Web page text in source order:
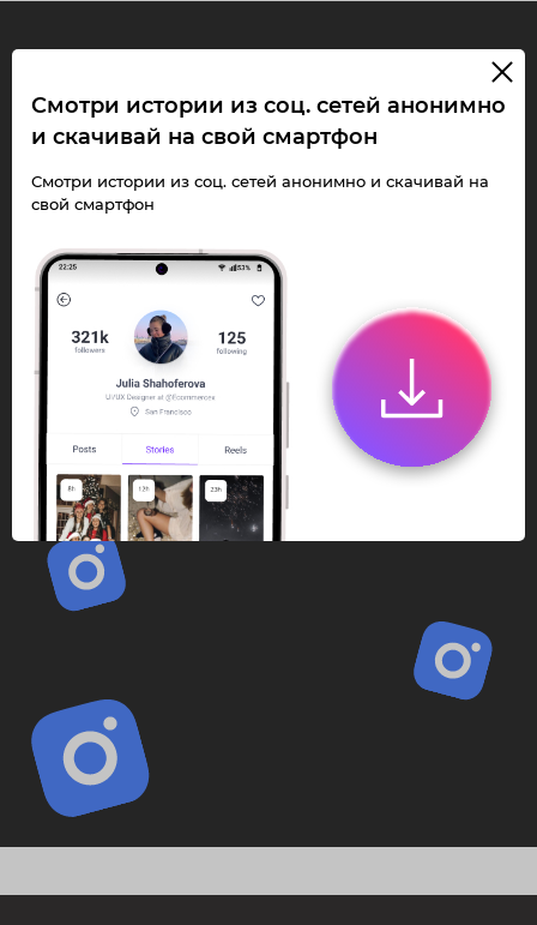
Смотри Stories и
скачивай Reels без
ограничений!
Переходи в ИнстаПай бот - смотри и
Stories
анонимно в чате
или Telegram-приложении.
Быстро, просто и удобно.
Перейти к боту
Смотри истории из соц. сетей анонимно
и скачивай на свой смартфон
Смотри истории из соц. сетей анонимно и скачивай на
свой смартфон